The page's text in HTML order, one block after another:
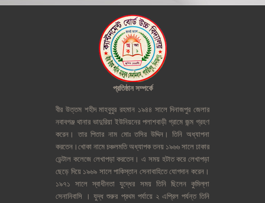
প্রতিষ্ঠান সম্পর্কে
বীর উত্তম শহীদ মাহবুবুর রহমান ১৯৪৪ সালে দিনাজপুর জেলার
নবাবগঞ্জ থানার ভাদুরিয়া ইউনিয়নের পলাশবাড়ী গ্রামে জন্ম গ্রহণ
করেন।
তার পিতার নাম মোঃ তসির উদ্দিন। তিনি অধ্যাপনা
করতেন।খোকা নামে চঞ্চলমতি অধ্যাপক তনয় ১৯৬৬ সালে ঢাকার
ডেন্টাল কলেজে লেখাপড়া করতেন। এ সময় হটাত করে লেখাপড়া
ছেড়ে দিয়ে ১৯৬৯ সালে পাকিস্তান সেনাবাহিতে যোগদান করেন।
১৯৭১
সালে স্বাধীনতা যুদ্ধের সময় তিনি ছিলেন কুমিল্লা
সেনানিবাসি
। যুদ্ধ শুরুর প্রথম পর্যায়ে ২ এপ্রিল পর্যন্ত তিনি